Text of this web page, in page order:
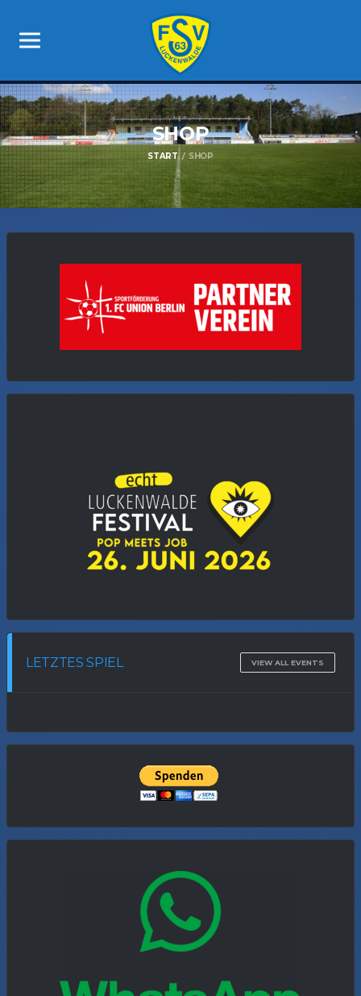
SHOP
START SHOP
LETZTES SPIEL VIEW ALL EVENTS